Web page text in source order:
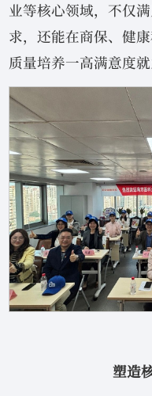
业等核心领域，不仅
求，还能在商保、健
质量培养一高满意度
塑造